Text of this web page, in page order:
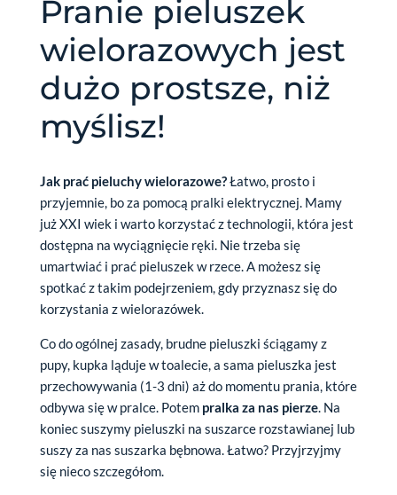
Pranie pieluszek
wielorazowych jest
dużo prostsze, niż
myślisz!
Jak prać pieluchy wielorazowe?Łatwo, prosto i
przyjemnie, bo za pomocą pralki elektrycznej. Mamy
już XXI wiek i warto korzystać z technologii, która jest
dostępna na wyciągnięcie ręki. Nie trzeba się
umartwiać i prać pieluszek w rzece. A możesz się
spotkać z takim podejrzeniem, gdy przyznasz się do
korzystania z wielorazówek.
Co do ogólnej zasady, brudne pieluszki ściągamy z
pupy, kupka ląduje w toalecie, a sama pieluszka jest
przechowywania (1-3 dni) aż do momentu prania, które
odbywa się w pralce. Potem pralka za nas pierze. Na
koniec suszymy pieluszki na suszarce rozstawianej lub
suszy za nas suszarka bębnowa. Łatwo? Przyjrzyjmy
się nieco szczegółom.